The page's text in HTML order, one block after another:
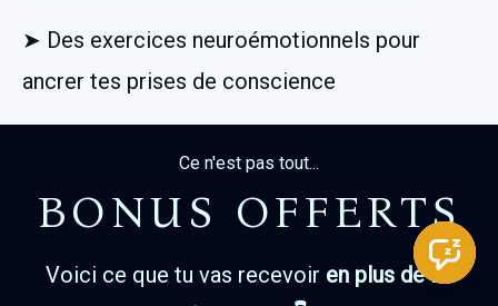
➤ Des exercices neuroémotionnels pour
ancrer tes prises de conscience
Ce n'est pas tout...
BONUS OFFERTS
Voici ce que tu vas recevoir en plus de la